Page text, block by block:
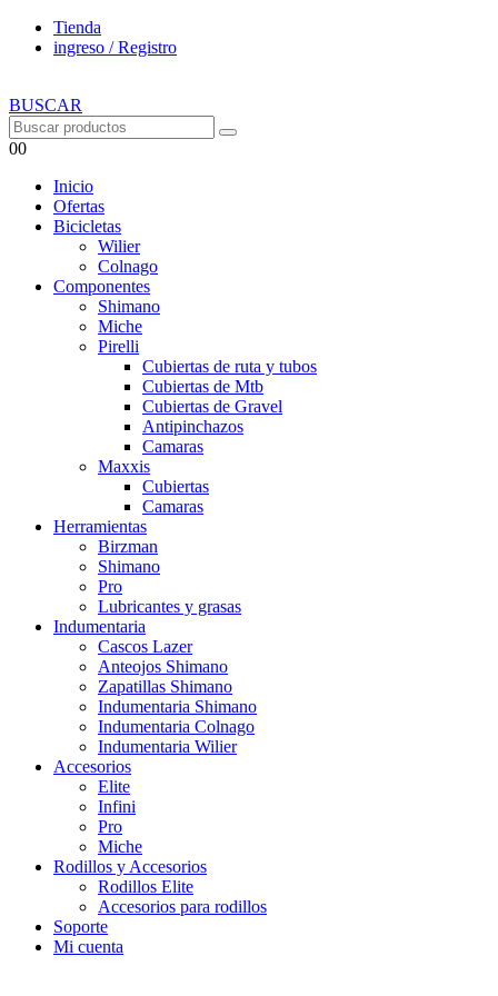
Tienda
ingreso / Registro
BUSCAR
00
Inicio
Ofertas
Bicicletas
Wilier
Colnago
Componentes
Shimano
Miche
Pirelli
Cubiertas de ruta y tubos
Cubiertas de Mtb
Cubiertas de Gravel
Antipinchazos
Camaras
Maxxis
Cubiertas
Camaras
Herramientas
Birzman
Shimano
Pro
Lubricantes y grasas
Indumentaria
Cascos Lazer
Anteojos Shimano
Zapatillas Shimano
Indumentaria Shimano
Indumentaria Colnago
Indumentaria Wilier
Accesorios
Elite
Infini
Pro
Miche
Rodillos y Accesorios
Rodillos Elite
Accesorios para rodillos
Soporte
Mi cuenta